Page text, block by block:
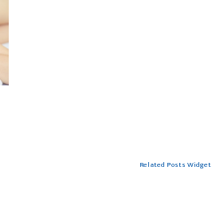
Related Posts Widget